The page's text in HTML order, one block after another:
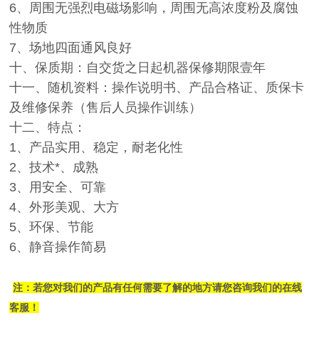
6、周围无强烈电磁场影响，周围无高浓度粉及腐蚀
性物质
7、场地四面通风良好
十、保质期：自交货之日起机器保修期限壹年
十一、随机资料：操作说明书、产品合格证、质保卡
及维修保养（售后人员操作训练）
十二、特点：
1、产品实用、稳定，耐老化性
2、技术*、成熟
3、用安全、可靠
4、外形美观、大方
5、环保、节能
6、静音操作简易
注：若您对我们的产品有任何需要了解的地方请您咨询我们的在线
客服！